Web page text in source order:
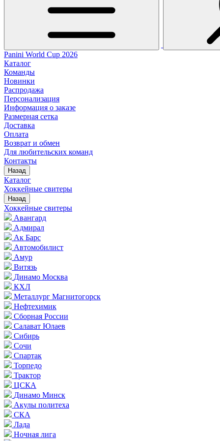
Panini World Cup 2026
Каталог
Команды
Новинки
Распродажа
Персонализация
Информация о заказе
Размерная сетка
Доставка
Оплата
Возврат и обмен
Для любительских команд
Контакты
Назад
Каталог
Хоккейные свитеры
Назад
Хоккейные свитеры
Авангард
Адмирал
Ак Барс
Автомобилист
Амур
Витязь
Динамо Москва
КХЛ
Металлург Магнитогорск
Нефтехимик
Сборная России
Салават Юлаев
Сибирь
Сочи
Спартак
Торпедо
Трактор
ЦСКА
Динамо Минск
Акулы политеха
СКА
Лада
Ночная лига